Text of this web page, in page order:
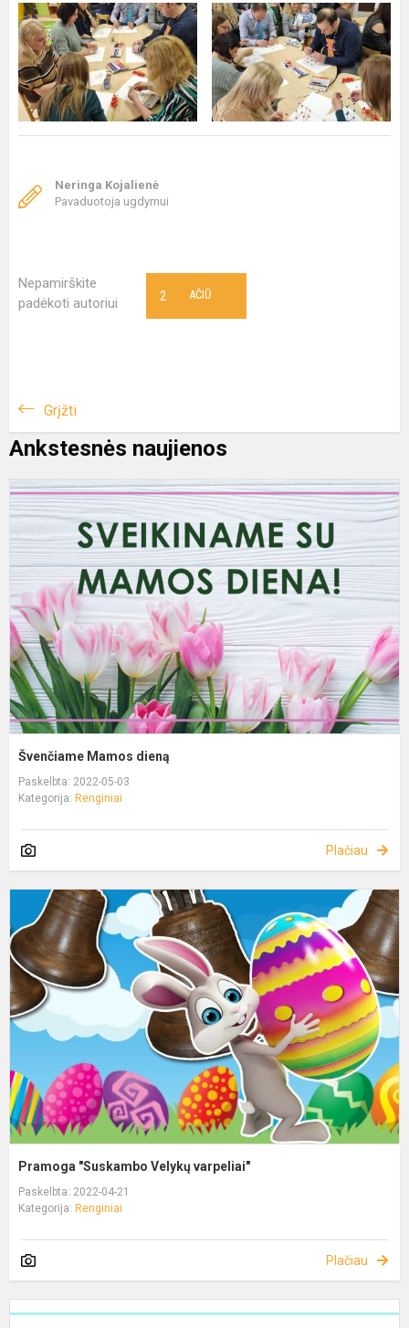
Neringa Kojalienė
Pavaduotoja ugdymui
Nepamirškite
padėkoti autoriui
AČIŪ
2
Grįžti
Ankstesnės naujienos
Švenčiame Mamos dieną
Paskelbta: 2022-05-03
Kategorija: Renginiai
Plačiau
Pramoga "Suskambo Velykų varpeliai"
Paskelbta: 2022-04-21
Kategorija: Renginiai
Plačiau